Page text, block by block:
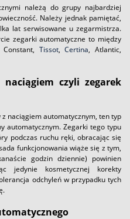
należą do grupy najbardziej
Należy jednak pamiętać,
lat serwisowane u zegarmistrza.
zegarki automatyczne to między
Tissot,Certina, Atlantic,
czyli zegarek
naciągiem automatycznym, ten typ
automatycznym. Zegarki tego typu
podczas ruchu ręki, obracając się
funkcjonowania wiąże się z tym,
godzin dziennie) powinien
jedynie kosmetycznej korekty
odchyleń w przypadku tych